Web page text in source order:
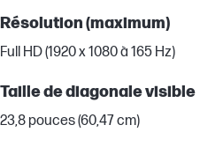
Résolution (maximum)
Full HD (1920 x 1080 à 165 Hz)
Taille de diagonale visible
23,8 pouces (60,47 cm)